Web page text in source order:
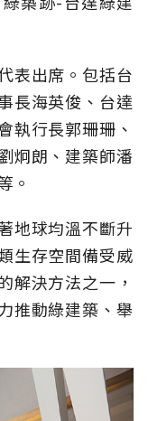
表出席。包括台
長海英俊、台達
執行長郭珊珊、
炯朗、建築師潘
。
地球均溫不斷升
生存空間備受威
解決方法之一，
推動綠建築、舉